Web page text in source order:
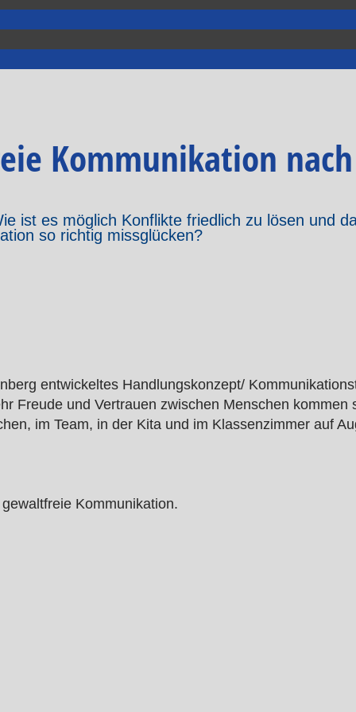
Kommunikation
ist es möglich Konflikte friedlich zu lösen und
so richtig missglücken?
entwickeltes Handlungskonzept/
Freude und Vertrauen zwischen Menschen kommen
im Team, in der Kita und im Klassenzimmer auf
Kommunikation.